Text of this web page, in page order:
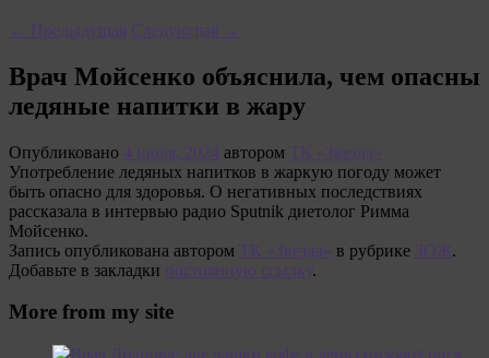
← Предыдущая Следующая →
Врач Мойсенко объяснила, чем опасны
ледяные напитки в жару
Опубликовано 4 июля, 2024 автором ТК «Звезда»
Употребление ледяных напитков в жаркую погоду может
быть опасно для здоровья. О негативных последствиях
рассказала в интервью радио Sputnik диетолог Римма
Мойсенко.
Запись опубликована автором ТК «Звезда» в рубрике ЗОЖ.
Добавьте в закладки постоянную ссылку.
More from my site